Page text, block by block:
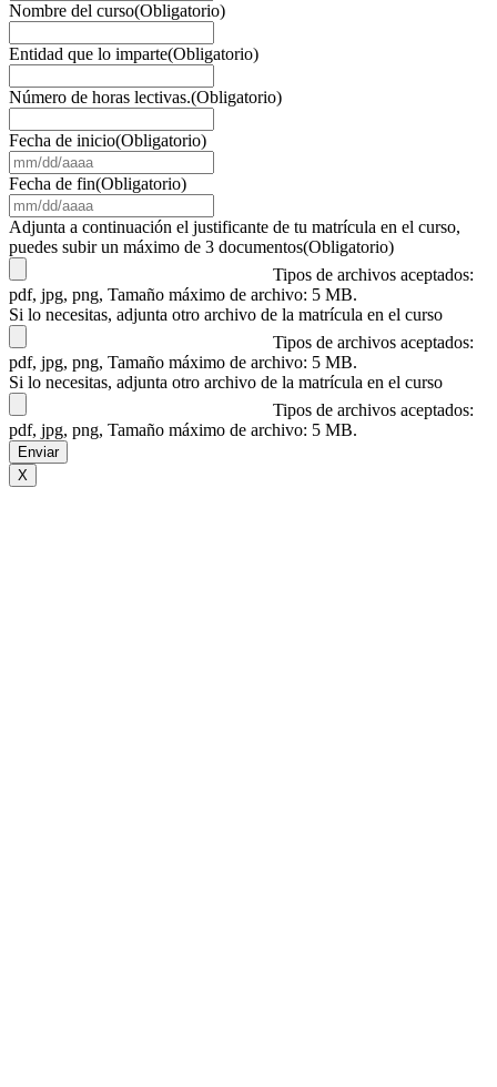
Nombre del curso(Obligatorio)
Entidad que lo imparte(Obligatorio)
Número de horas lectivas.(Obligatorio)
Fecha de inicio(Obligatorio)
barra
DD
barra
AAAA
Fecha de fin(Obligatorio)
barra
DD
Adjunta a continuación el justificante de tu matrícula en el curso,
puedes subir un máximo de 3 documentos(Obligatorio)
Tipos de archivos aceptados:
pdf, jpg, png, Tamaño máximo de archivo: 5 MB.
Si lo necesitas, adjunta otro archivo de la matrícula en el curso
Tipos de archivos aceptados:
pdf, jpg, png, Tamaño máximo de archivo: 5 MB.
Si lo necesitas, adjunta otro archivo de la matrícula en el curso
Tipos de archivos aceptados:
pdf, jpg, png, Tamaño máximo de archivo: 5 MB.
X